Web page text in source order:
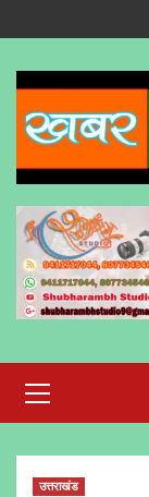
to
content
Menu
उत्तराखंड